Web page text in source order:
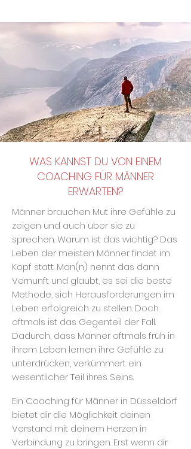
WAS KANNST DU VON EINEM
COACHING FÜR MÄNNER
ERWARTEN?
Männer brauchen Mut ihre Gefühle zu
zeigen und auch über sie zu
sprechen. Warum ist das wichtig? Das
Leben der meisten Männer findet im
Kopf statt. Man(n) nennt das dann
Vernunft und glaubt, es sei die beste
Methode, sich Herausforderungen im
Leben erfolgreich zu stellen. Doch
oftmals ist das Gegenteil der Fall.
Dadurch, dass Männer oftmals früh in
ihrem Leben lernen ihre Gefühle zu
unterdrücken, verkümmert ein
wesentlicher Teil ihres Seins.
Ein Coaching für Männer in Düsseldorf
bietet dir die Möglichkeit deinen
Verstand mit deinem Herzen in
Verbindung zu bringen. Erst wenn dir